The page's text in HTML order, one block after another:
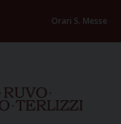
Orari S. Messe